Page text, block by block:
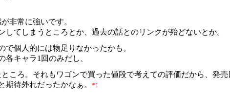
非常に強いです。
てしまうところとか、過去の話とのリンクが殆どないとか。
個人的には物足りなかったかも。
キャラ1回のみだし、
ころ。それもワゴンで買った値段で考えての評価だから、発
期待外れだったかなぁ。*1